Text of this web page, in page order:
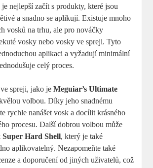
nejlepší začít s produkty, které jsou
a snadno se aplikují. Existuje mnoho
vosků na trhu, ale pro nováčky
vosky nebo vosky ve spreji. Tyto
aplikaci a vyžadují minimální
celý proces.
spreji, jako jeMeguiar’s Ultimate
volbou. Díky jeho snadnému
rychle nanášet vosk a docílit krásného
procesu. Další dobrou volbou může
Hard Shell, který je také
aplikovatelný. Nezapomeňte také
a doporučení od jiných uživatelů, což